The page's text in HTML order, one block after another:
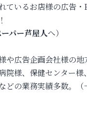
ているお店様の広告・
パー芦屋人へ）
や広告企画会社様の地
院様、保健センター様
どの業務実績多数。